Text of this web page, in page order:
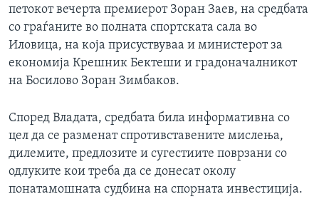
петокот вечерта премиерот Зоран Заев, на средбата
со граѓаните во полната спортската сала во
Иловица, на која присуствуваа и министерот за
економија Крешник Бектеши и градоначалникот
на Босилово Зоран Зимбаков.
Според Владата, средбата била информативна со
цел да се разменат спротивставените мислењa,
дилемите, предлозите и сугестиите поврзани со
одлуките кои треба да се донесат околу
понатамошната судбина на спорната инвестиција.